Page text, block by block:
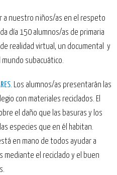
a nuestro niños/as en el respeto
día 150 alumnos/as de primaria
realidad virtual, un documental y
subacuático.
. Los alumnos/as presentarán las
con materiales reciclados. El
el daño que las basuras y los
especies que en él habitan.
en mano de todos ayudar a
mediante el reciclado y el buen